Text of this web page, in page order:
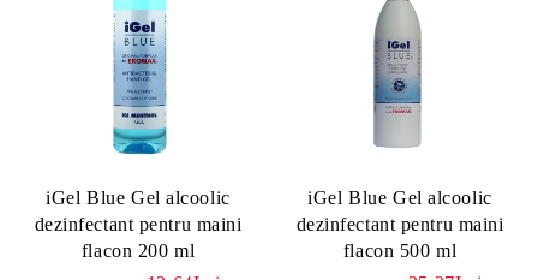
iGel Blue Gel alcoolic
dezinfectant pentru maini
flacon 200 ml
iGel Blue Gel alcoolic
dezinfectant pentru maini
flacon 500 ml